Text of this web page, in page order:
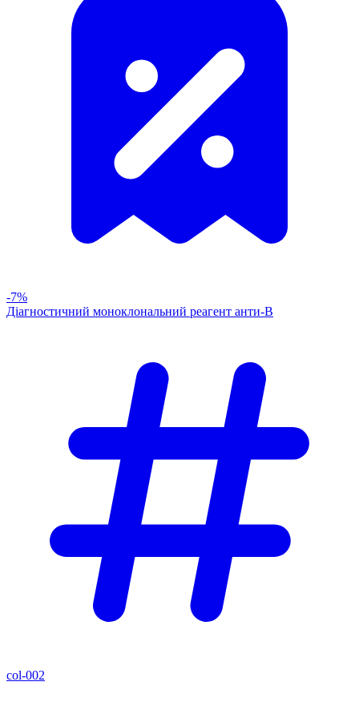
-7%
Діагностичний моноклональний реагент анти-В
col-002